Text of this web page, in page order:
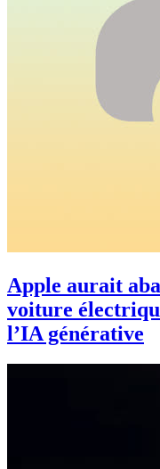
Apple aurait
voiture
l’IA générative